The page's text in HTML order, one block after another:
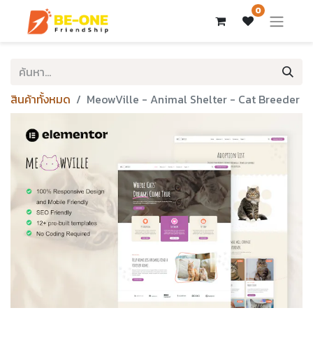
0
สินค้าทั้งหมด MeowVille - Animal Shelter - Cat Breeder